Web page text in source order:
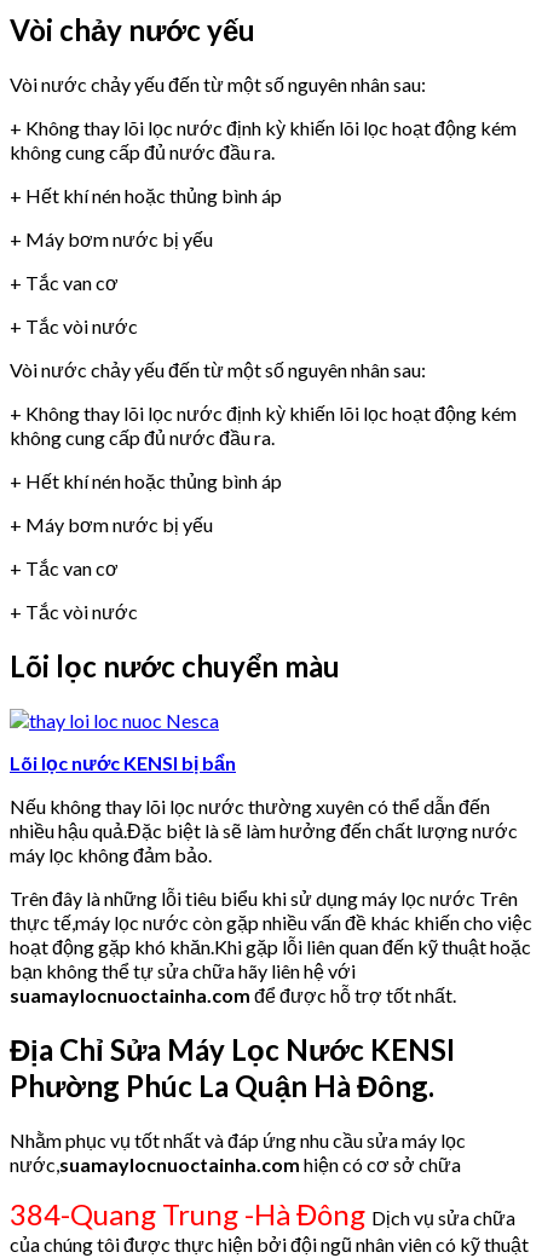
Vòi chảy nước yếu
Vòi nước chảy yếu đến từ một số nguyên nhân sau:
+ Không thay lõi lọc nước định kỳ khiến lõi lọc hoạt động kém
không cung cấp đủ nước đầu ra.
+ Hết khí nén hoặc thủng bình áp
+ Máy bơm nước bị yếu
+ Tắc van cơ
+ Tắc vòi nước
Vòi nước chảy yếu đến từ một số nguyên nhân sau:
+ Không thay lõi lọc nước định kỳ khiến lõi lọc hoạt động kém
không cung cấp đủ nước đầu ra.
+ Hết khí nén hoặc thủng bình áp
+ Máy bơm nước bị yếu
+ Tắc van cơ
+ Tắc vòi nước
Lõi lọc nước chuyển màu
Lõi lọc nước KENSI bị bẩn
Nếu không thay lõi lọc nước thường xuyên có thể dẫn đến
nhiều hậu quả.Đặc biệt là sẽ làm hưởng đến chất lượng nước
máy lọc không đảm bảo.
Trên đây là những lỗi tiêu biểu khi sử dụng máy lọc nước Trên
thực tế,máy lọc nước còn gặp nhiều vấn đề khác khiến cho việc
hoạt động gặp khó khăn.Khi gặp lỗi liên quan đến kỹ thuật hoặc
bạn không thể tự sửa chữa hãy liên hệ với
suamaylocnuoctainha.com để được hỗ trợ tốt nhất.
Địa Chỉ Sửa Máy Lọc Nước KENSI
Phường Phúc La Quận Hà Đông.
Nhằm phục vụ tốt nhất và đáp ứng nhu cầu sửa máy lọc
nước, suamaylocnuoctainha.com hiện có cơ sở chữa
384-Quang Trung -Hà Đông Dịch vụ sửa chữa
của chúng tôi được thực hiện bởi đội ngũ nhân viên có kỹ thuật